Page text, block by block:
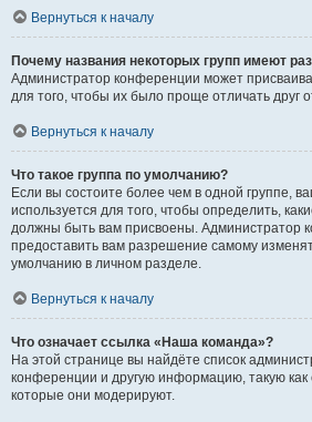
Вернуться к началу
Почему названия некоторых групп имеют
Администратор конференции может
для того, чтобы их было проще отличать друг
Вернуться к началу
Что такое группа по умолчанию?
Если вы состоите более чем в одной группе,
используется для того, чтобы определить,
должны быть вам присвоены. Администратор
предоставить вам разрешение самому
умолчанию в личном разделе.
Вернуться к началу
Что означает ссылка «Наша команда»?
На этой странице вы найдёте список
конференции и другую информацию, такую
которые они модерируют.